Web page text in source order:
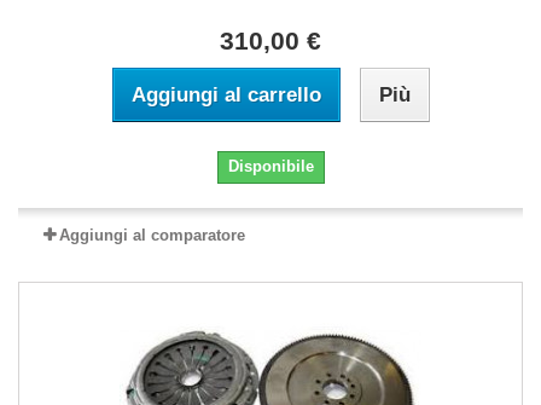
310,00 €
Aggiungi al carrello Più
Disponibile
Aggiungi al comparatore